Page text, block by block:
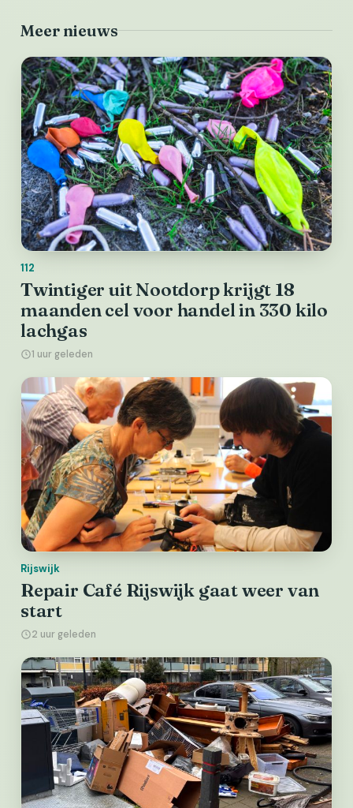
Meer nieuws
112
Twintiger uit Nootdorp krijgt 18
maanden cel voor handel in 330 kilo
lachgas
1 uur geleden
Rijswijk
Repair Café Rijswijk gaat weer van
start
2 uur geleden